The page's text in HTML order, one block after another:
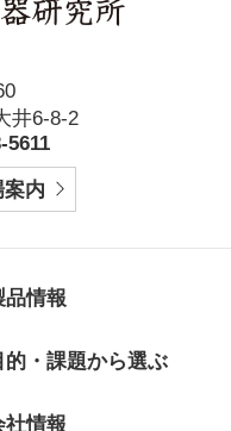
井6-8-2
5611
内
品情報
的・課題から選ぶ
社情報